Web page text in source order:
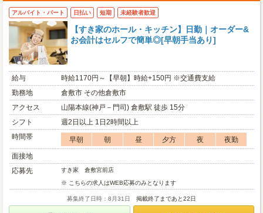
アルバイト・パート 日払い 短期 未経験者歓迎
【すき家のホール・キッチン】日勤｜オーダー&
お会計はセルフで簡単◎[早朝手当あり]
給与
時給1170円～【早朝】時給+150円 ※交通費支給
勤務地
倉敷市 その他倉敷市
アクセス
山陽本線(神戸－門司) 倉敷駅 徒歩 15分
シフト
週2日以上 1日2時間以上
時間帯
早朝 朝 昼 夕方 夜
夜勤
面接地
応募先
すき家 倉敷宮前店
※ こちらの求人はWEB応募のみとなります
募集終了日時：8月31日 掲載終了まであと22日